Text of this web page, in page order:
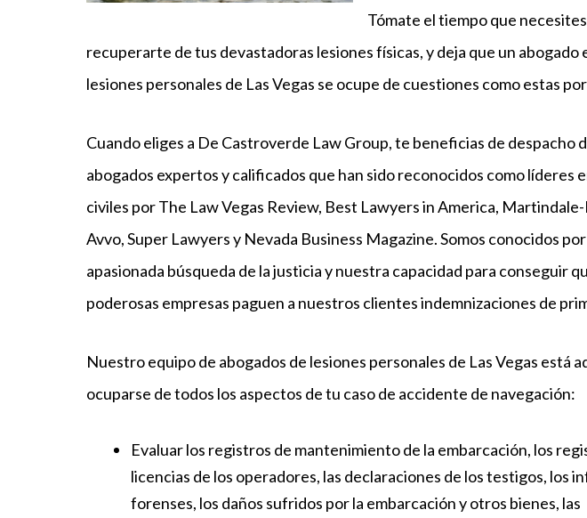
Tómate el tiempo que
recuperarte de tus devastadoras lesiones físicas, y deja que un abogado
lesiones personales de Las Vegas se ocupe de cuestiones como estas
Cuando eliges a De Castroverde Law Group, te beneficias de despacho
abogados expertos y calificados que han sido reconocidos como líderes
civiles por The Law Vegas Review, Best Lawyers in America,
Avvo, Super Lawyers y Nevada Business Magazine. Somos conocidos
apasionada búsqueda de la justicia y nuestra capacidad para conseguir
poderosas empresas paguen a nuestros clientes indemnizaciones de
Nuestro equipo de abogados de lesiones personales de Las Vegas está
ocuparse de todos los aspectos de tu caso de accidente de navegación:
Evaluar los registros de mantenimiento de la embarcación, los
licencias de los operadores, las declaraciones de los testigos, los
forenses, los daños sufridos por la embarcación y otros bienes, las